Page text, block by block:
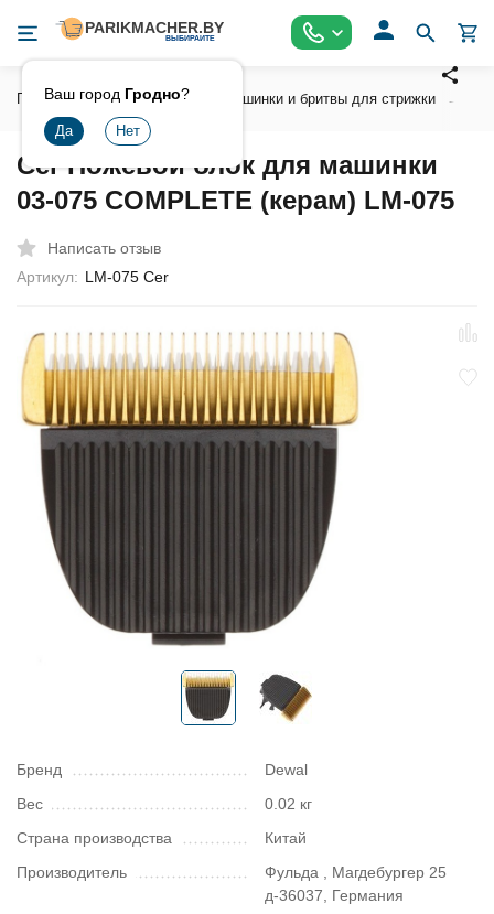
Ваш город Гродно?
Главная Инструмент Машинки и бритвы для стрижки
Cer Ножевой блок для машинки
03-075 COMPLETE (керам) LM-075
Написать отзыв
Артикул: LM-075 Cer
Бренд
Dewal
Вес
0.02 кг
Страна производства
Китай
Производитель
Фульда , Магдебургер 25
д-36037, Германия